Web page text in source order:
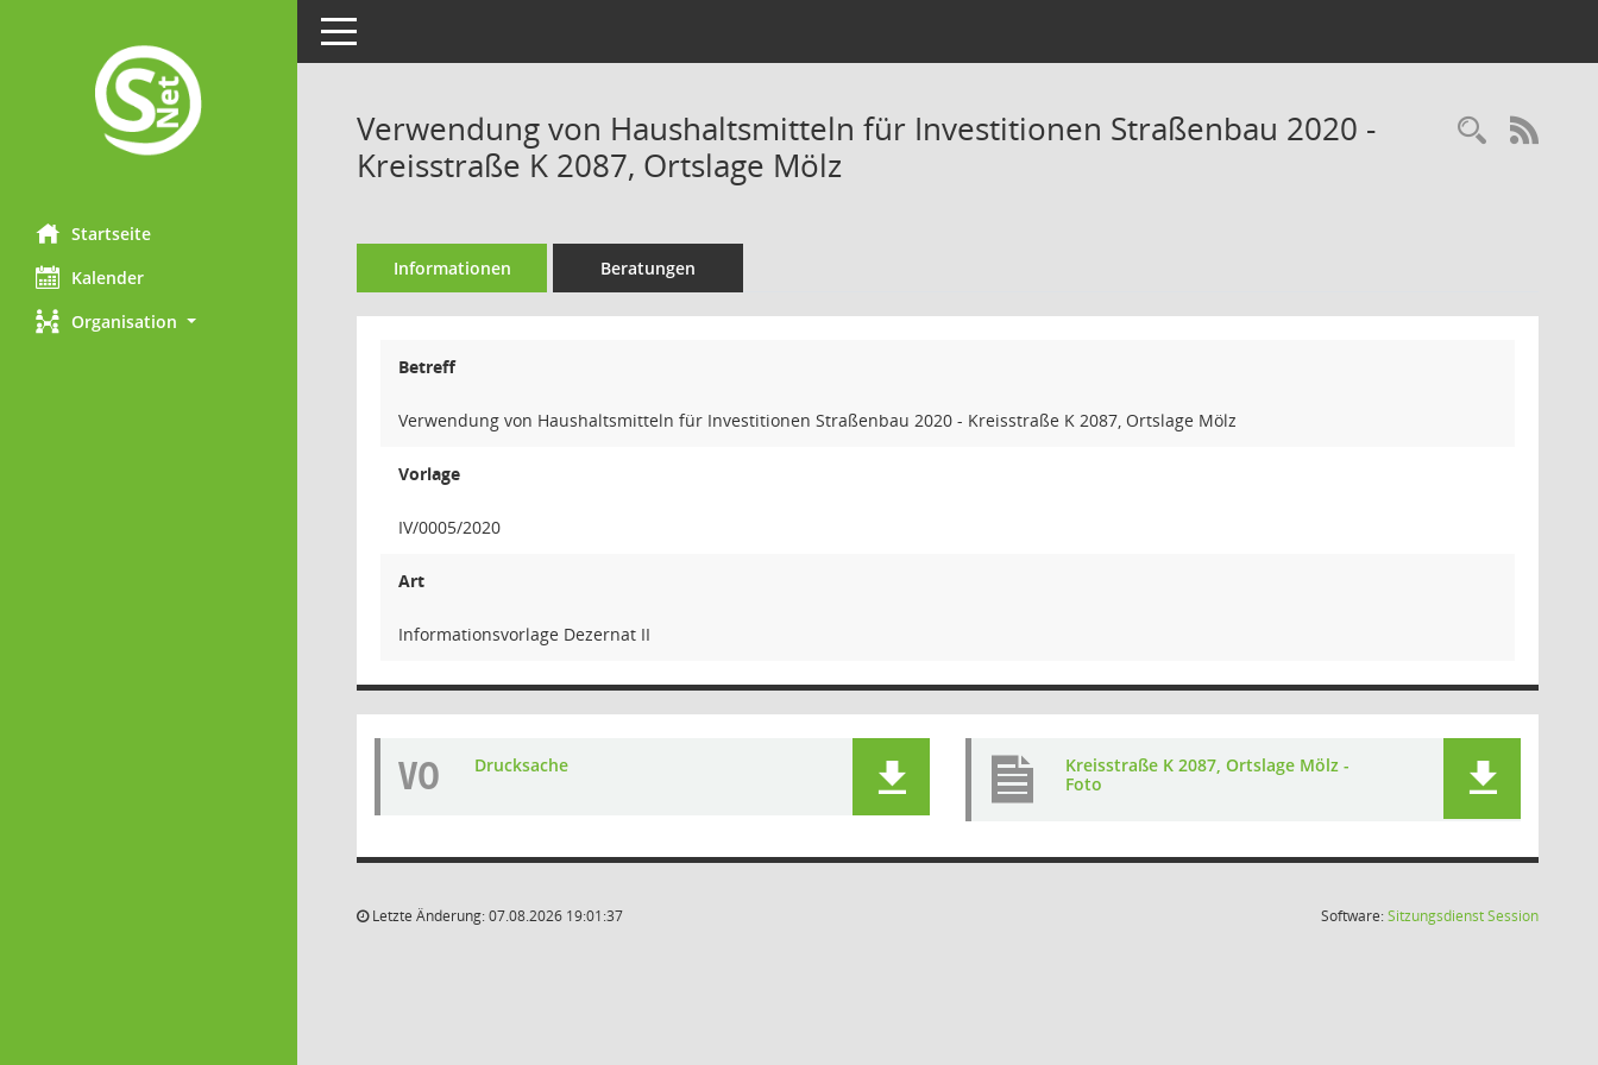
Startseite
Kalender
Organisation
Toggle navigation
Verwendung von Haushaltsmitteln für Investitionen Straßenbau 2020 -
Kreisstraße K 2087, Ortslage Mölz
Informationen Beratungen
Betreff
Verwendung von Haushaltsmitteln für Investitionen Straßenbau 2020 - Kreisstraße K 2087, Ortslage Mölz
Vorlage
IV/0005/2020
Art
Informationsvorlage Dezernat II
VO Drucksache
Kreisstraße K 2087, Ortslage Mölz -
Foto
Letzte Änderung: 07.08.2026 19:01:37 Software:SitzungsdienstSession(Wird in